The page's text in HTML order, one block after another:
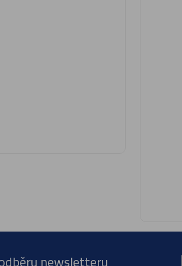
newsletteru